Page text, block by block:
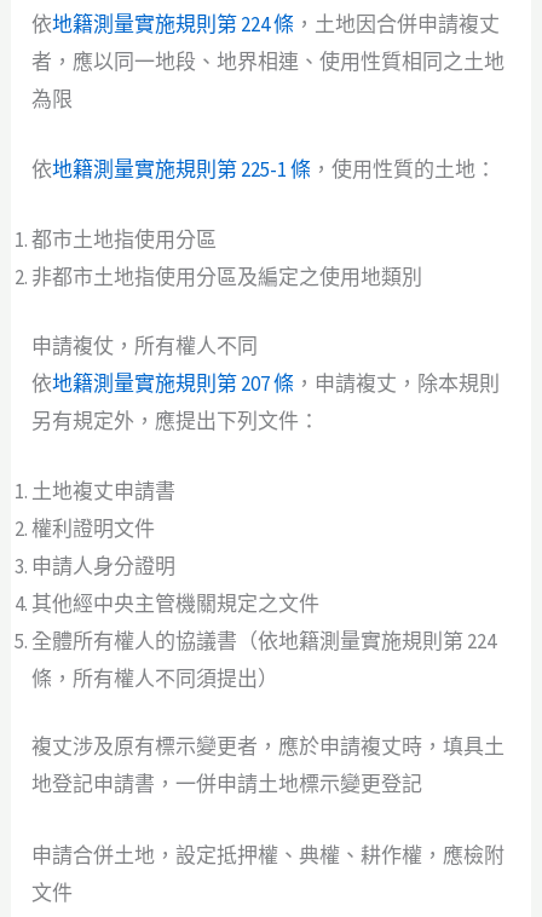
依地籍測量實施規則第 224 條 ，土地因合併申請複丈
者，應以同一地段、地界相連、使用性質相同之土地
為限
依地籍測量實施規則第 225-1 條 ，使用性質的土地：
都市土地指使用分區
非都市土地指使用分區及編定之使用地類別
申請複仗，所有權人不同
依地籍測量實施規則第 207 條 ，申請複丈，除本規則
另有規定外，應提出下列文件：
土地複丈申請書
權利證明文件
申請人身分證明
其他經中央主管機關規定之文件
全體所有權人的協議書（依地籍測量實施規則第 224
條，所有權人不同須提出）
複丈涉及原有標示變更者，應於申請複丈時，填具土
地登記申請書，一併申請土地標示變更登記
申請合併土地，設定抵押權、典權、耕作權，應檢附
文件